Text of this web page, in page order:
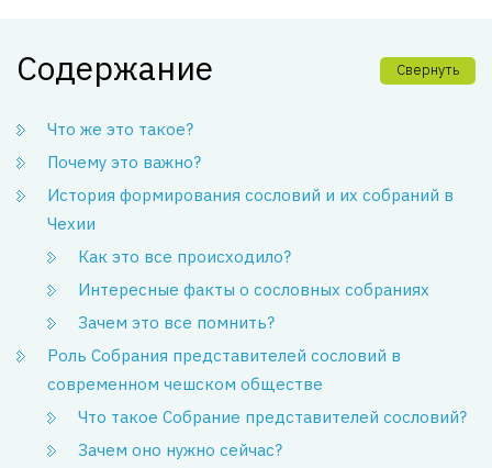
Содержание Свернуть
Что же это такое?
Почему это важно?
История формирования сословий и их собраний в
Чехии
Как это все происходило?
Интересные факты о сословных собраниях
Зачем это все помнить?
Роль Собрания представителей сословий в
современном чешском обществе
Что такое Собрание представителей сословий?
Зачем оно нужно сейчас?